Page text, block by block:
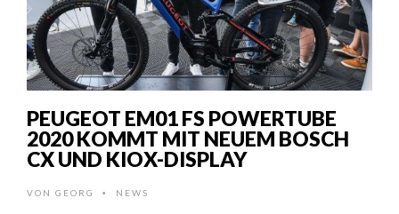
PEUGEOT EM01 FS POWERTUBE
2020 KOMMT MIT NEUEM BOSCH
CX UND KIOX-DISPLAY
VON GEORG • NEWS